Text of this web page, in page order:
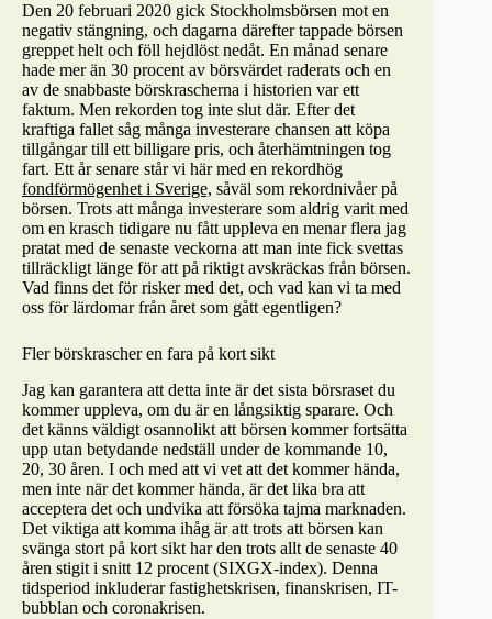
Den 20 februari 2020 gick Stockholmsbörsen mot en
negativ stängning, och dagarna därefter tappade börsen
greppet helt och föll hejdlöst nedåt. En månad senare
hade mer än 30 procent av börsvärdet raderats och en
av de snabbaste börskrascherna i historien var ett
faktum. Men rekorden tog inte slut där. Efter det
kraftiga fallet såg många investerare chansen att köpa
tillgångar till ett billigare pris, och återhämtningen tog
fart. Ett år senare står vi här med en rekordhög
fondförmögenhet i Sverige, såväl som rekordnivåer på
börsen. Trots att många investerare som aldrig varit med
om en krasch tidigare nu fått uppleva en menar flera jag
pratat med de senaste veckorna att man inte fick svettas
tillräckligt länge för att på riktigt avskräckas från börsen.
Vad finns det för risker med det, och vad kan vi ta med
oss för lärdomar från året som gått egentligen?
Fler börskrascher en fara på kort sikt
Jag kan garantera att detta inte är det sista börsraset du
kommer uppleva, om du är en långsiktig sparare. Och
det känns väldigt osannolikt att börsen kommer fortsätta
upp utan betydande nedställ under de kommande 10,
20, 30 åren. I och med att vi vet att det kommer hända,
men inte när det kommer hända, är det lika bra att
acceptera det och undvika att försöka tajma marknaden.
Det viktiga att komma ihåg är att trots att börsen kan
svänga stort på kort sikt har den trots allt de senaste 40
åren stigit i snitt 12 procent (SIXGX-index). Denna
tidsperiod inkluderar fastighetskrisen, finanskrisen, IT-
bubblan och coronakrisen.